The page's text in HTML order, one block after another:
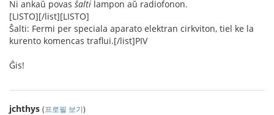
Ni ankaŭ povas ŝalti lampon aŭ radiofonon.
[LISTO][/list][LISTO]
Ŝalti: Fermi per speciala aparato elektran cirkviton, tiel ke la
kurento komencas traflui.[/list]PIV
Ĝis!
jchthys (프로필 보기)